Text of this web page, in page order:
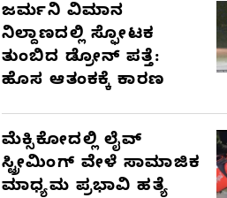
ಜರ್ಮನಿ ವಿಮಾನ
ನಿಲ್ದಾಣದಲ್ಲಿ ಸ್ಫೋಟಕ
ತುಂಬಿದ ಡ್ರೋನ್ ಪತ್ತೆ:
ಹೊಸ ಆತಂಕಕ್ಕೆ ಕಾರಣ
ಮೆಕ್ಸಿಕೋದಲ್ಲಿ ಲೈವ್
ಸ್ಟ್ರೀಮಿಂಗ್ ವೇಳೆ ಸಾಮಾಜಿಕ
ಮಾಧ್ಯಮ ಪ್ರಭಾವಿ ಹತ್ಯೆ